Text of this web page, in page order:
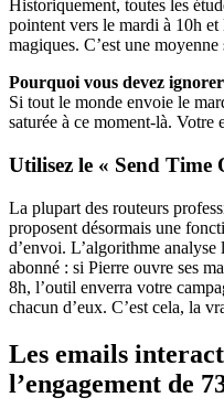
Historiquement, toutes les
pointent vers le mardi à 10h
magiques. C’est une
Pourquoi vous devez
Si tout le monde envoie le
saturée à ce moment-là. Votre
Utilisez le « Send
La plupart des routeurs
proposent désormais une
d’envoi. L’algorithme
abonné : si Pierre ouvre ses
8h, l’outil enverra votre
chacun d’eux. C’est cela, la
Les emails
l’engagement de